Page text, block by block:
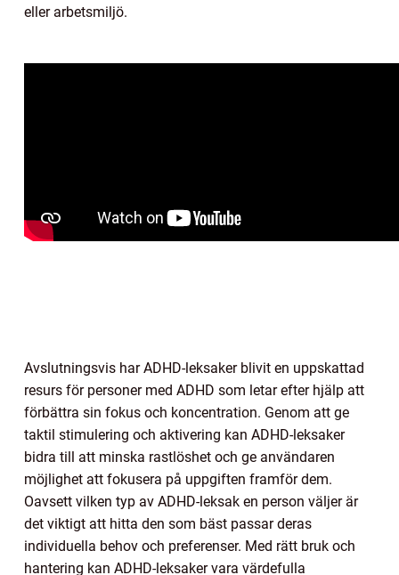
eller arbetsmiljö.
Avslutningsvis har ADHD-leksaker blivit en uppskattad
resurs för personer med ADHD som letar efter hjälp att
förbättra sin fokus och koncentration. Genom att ge
taktil stimulering och aktivering kan ADHD-leksaker
bidra till att minska rastlöshet och ge användaren
möjlighet att fokusera på uppgiften framför dem.
Oavsett vilken typ av ADHD-leksak en person väljer är
det viktigt att hitta den som bäst passar deras
individuella behov och preferenser. Med rätt bruk och
hantering kan ADHD-leksaker vara värdefulla